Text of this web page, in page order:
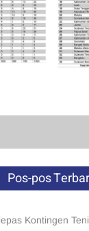
Pos-pos
Kontingen